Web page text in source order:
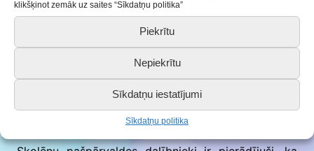
klikšķinot zemāk uz saites “Sīkdatņu politika”
Piekrītu
Nepiekrītu
Sīkdatņu iestatījumi
Sīkdatņu politika
Projekta īstenotāji secina, ka ir realizēts projekts ar
paliekošu vērtību, labiekārtota atpūtas vieta
Blīdenes pagastā, kuru izmanto skola mācību
procesa realizācijai un pasākumu organizēšanai, gan
arī vietējie iedzīvotāji un pagasta viesi, kuri var